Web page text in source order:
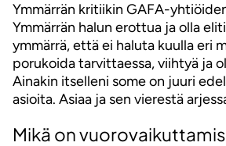
Ymmärrän kritiikin GAFA-
Ymmärrän halun erottua ja olla
ymmärrä, että ei haluta kuulla eri
porukoida tarvittaessa, viihtyä ja
Ainakin itselleni some on juuri
asioita. Asiaa ja sen vierestä
Mikä on